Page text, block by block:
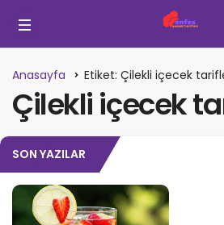
Anasayfa Etiket: Çilekli içecek
Çilekli içecek
SON YAZILAR